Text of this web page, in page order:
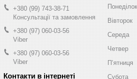
+380 (99) 743-38-71
Консультації та замовлення
+380 (97) 060-03-56
Viber
+380 (97) 060-03-56
Viber
Понеділок
Вівторок
Середа
Четвер
Пʼятниця
Субота